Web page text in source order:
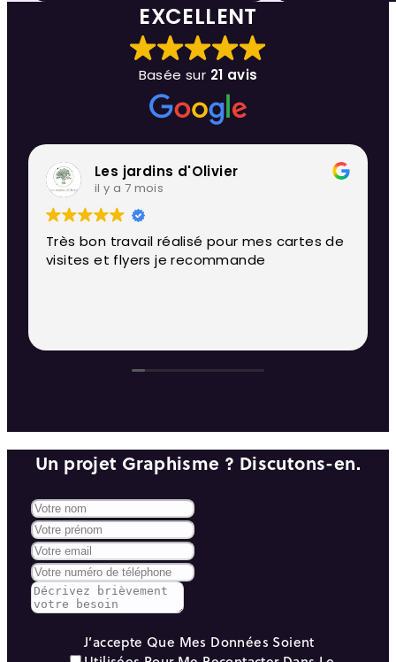
EXCELLENT
Basée sur 21 avis
Les jardins d'Olivier
il y a 7 mois
Très bon travail réalisé pour mes cartes de
visites et flyers je recommande
Un projet Graphisme ? Discutons-en.
J’accepte Que Mes Données Soient